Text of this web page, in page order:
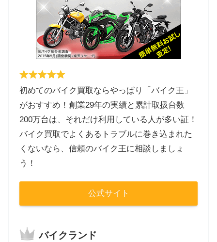
初めてのバイク買取ならやっぱり「バイク王」
がおすすめ！創業29年の実績と累計取扱台数
200万台は、それだけ利用している人が多い証！
バイク買取でよくあるトラブルに巻き込まれた
くないなら、信頼のバイク王に相談しましょ
う！
公式サイト
バイクランド